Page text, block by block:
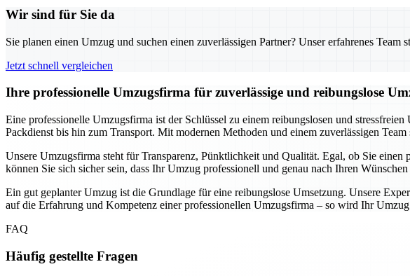
Wir sind für Sie da
Sie planen einen Umzug und suchen einen zuverlässigen Partner? Unser erfahrenes
Jetzt schnell vergleichen
Ihre professionelle Umzugsfirma für zuverlässige und reibungslose
Eine professionelle Umzugsfirma ist der Schlüssel zu einem reibungslosen und
Packdienst bis hin zum Transport. Mit modernen Methoden und einem zuverlässigen
Unsere Umzugsfirma steht für Transparenz, Pünktlichkeit und Qualität. Egal, ob Sie
können Sie sich sicher sein, dass Ihr Umzug professionell und genau nach Ihren
Ein gut geplanter Umzug ist die Grundlage für eine reibungslose Umsetzung. Unsere
auf die Erfahrung und Kompetenz einer professionellen Umzugsfirma – so wird Ihr
FAQ
Häufig gestellte Fragen